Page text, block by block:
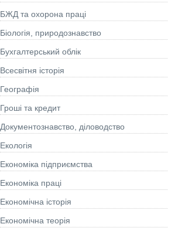
БЖД та охорона праці
Біологія, природознавство
Бухгалтерський облік
Всесвітня історія
Географія
Гроші та кредит
Документознавство, діловодство
Екологія
Економіка підприємства
Економіка праці
Економічна історія
Економічна теорія